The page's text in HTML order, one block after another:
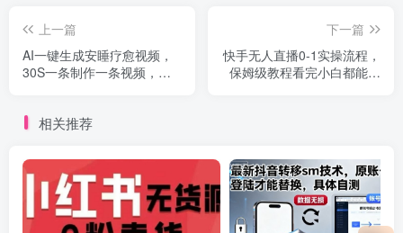
上一篇
AI一键生成安睡疗愈视频，
30S一条制作一条视频，一
下一篇
快手无人直播0-1实操流程，
保姆级教程看完小白都能学
相关推荐